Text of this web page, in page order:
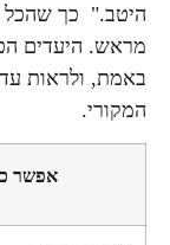
היטב." כך שהכל
מראש. היעדים
באמת, ולראות
המקורי.
אפשר